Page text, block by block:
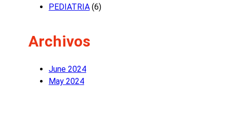
PEDIATRIA (6)
Archivos
June 2024
May 2024